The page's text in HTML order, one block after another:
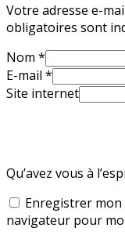
Votre adresse e-
obligatoires sont
Nom *
E-mail *
Site internet
Qu’avez vous à
Enregistrer mon
navigateur pour